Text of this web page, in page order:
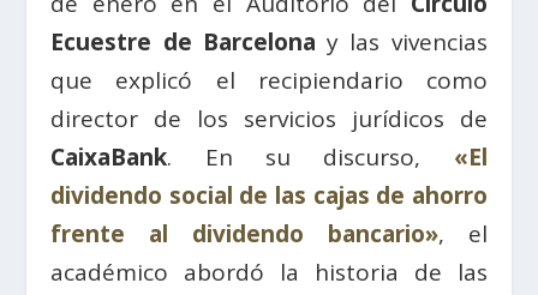
Ecuestre de Barcelona y las vivencias
que explicó el recipiendario como
director de los servicios jurídicos de
CaixaBank. En su discurso, «El
dividendo social de las cajas de ahorro
frente al dividendo bancario», el
académico abordó la historia de las